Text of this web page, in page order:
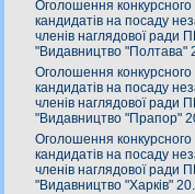
Оголошення конкурсного
кандидатів на посаду
членів наглядової ради
"Видавництво "Полтава"
Оголошення конкурсного
кандидатів на посаду
членів наглядової ради
"Видавництво "Прапор"
Оголошення конкурсного
кандидатів на посаду
членів наглядової ради
"Видавництво "Харків"